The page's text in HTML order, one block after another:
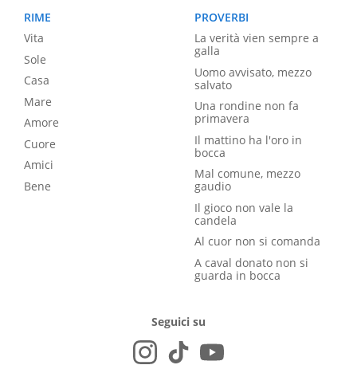
RIME
Vita
Sole
Casa
Mare
Amore
Cuore
Amici
Bene
PROVERBI
La verità vien sempre a
galla
Uomo avvisato, mezzo
salvato
Una rondine non fa
primavera
Il mattino ha l'oro in
bocca
Mal comune, mezzo
gaudio
Il gioco non vale la
candela
Al cuor non si comanda
A caval donato non si
guarda in bocca
Seguici su